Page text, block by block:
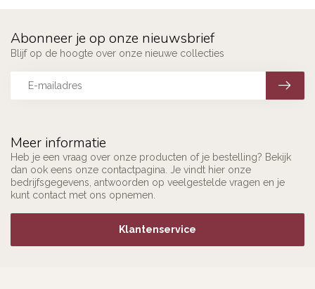
Meer informatie
Heb je een vraag over onze producten of je bestelling? Bekijk
dan ook eens onze contactpagina. Je vindt hier onze
bedrijfsgegevens, antwoorden op veelgestelde vragen en je
kunt contact met ons opnemen.
Klantenservice
Abonneer je op onze nieuwsbrief
Blijf op de hoogte over onze nieuwe collecties